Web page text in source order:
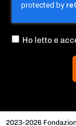
Ho letto e
2023-2026